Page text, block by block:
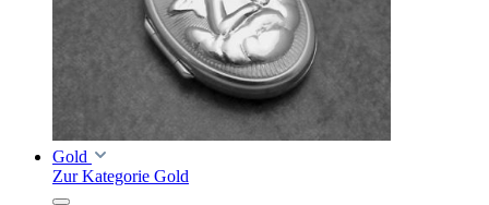
Gold
Zur Kategorie Gold